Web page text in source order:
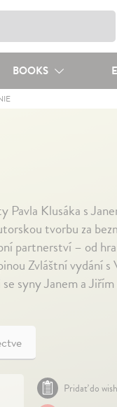
BOOKS
Klusáka s
tvorbu za
partnerství – od
Zvláštní vydání
syny Janem a
Pridať do